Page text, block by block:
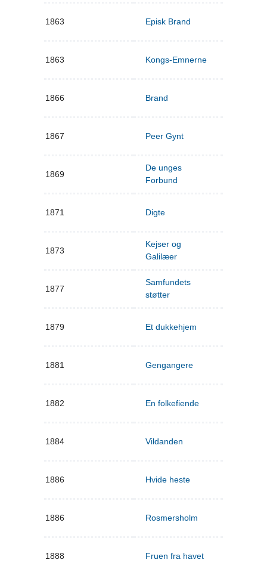
1863 Episk Brand
1863 Kongs-Emnerne
1866 Brand
1867 Peer Gynt
1869
De unges
Forbund
1871 Digte
1873
Kejser og
Galilæer
1877
Samfundets
støtter
1879 Et dukkehjem
1881 Gengangere
1882 En folkefiende
1884 Vildanden
1886 Hvide heste
1886 Rosmersholm
1888 Fruen fra havet